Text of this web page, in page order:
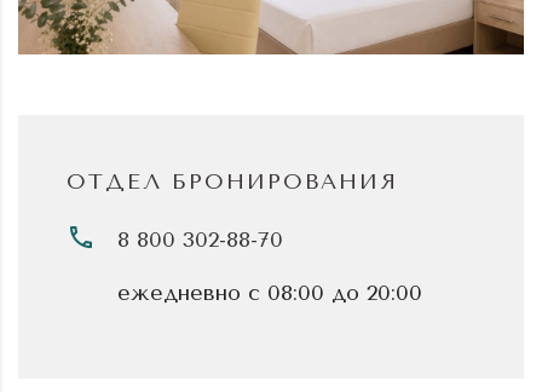
ОТДЕЛ БРОНИРОВАНИЯ
8 800 302-88-70
ежедневно с 08:00 до 20:00